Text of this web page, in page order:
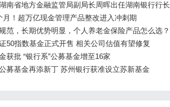
南省地方金融监管局副局长周晖出任湖南银行行长
月！超万亿现金管理产品整改进入冲刺期
范，长期优势明显，个人养老金保险产品怎么选？
50指数基金正式开售 相关公司估值有望修复
获批 “银行系”公募基金增至16家
募基金再添新丁 苏州银行获准设立苏新基金